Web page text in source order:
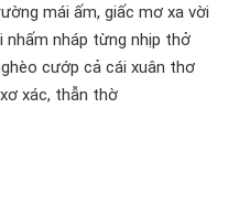
mái ấm, giấc mơ xa vời
nhấm nháp từng nhịp thở
cướp cả cái xuân thơ
xác, thẫn thờ